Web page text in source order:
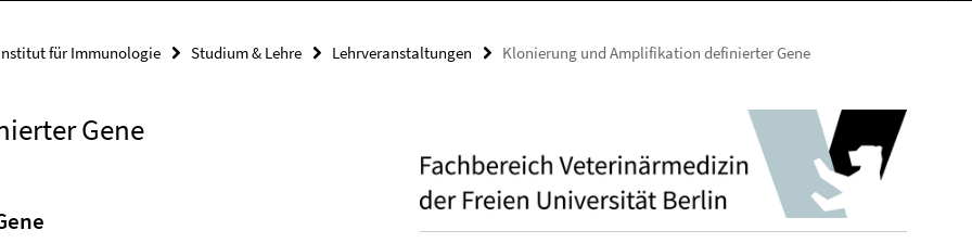
für Immunologie Studium & Lehre Lehrveranstaltungen Klonierung und Amplifikation definierter Gene
Gene